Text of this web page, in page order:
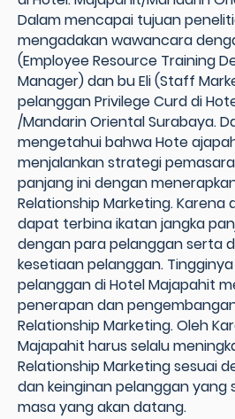
Dalam mencapai tujuan
mengadakan wawancara
(Employee Resource Training
Manager) dan bu Eli (Staff
pelanggan Privilege Curd di
/Mandarin Oriental Surabaya.
mengetahui bahwa Hote
menjalankan strategi
panjang ini dengan
Relationship Marketing. Karena
dapat terbina ikatan jangka
dengan para pelanggan serta
kesetiaan pelanggan.
pelanggan di Hotel Majapahit
penerapan dan
Relationship Marketing. Oleh
Majapahit harus selalu
Relationship Marketing sesuai
dan keinginan pelanggan yang
masa yang akan datang.